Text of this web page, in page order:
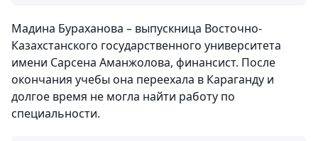
Мадина Бураханова – выпускница Восточно-
Казахстанского государственного университета
имени Сарсена Аманжолова, финансист. После
окончания учебы она переехала в Караганду и
долгое время не могла найти работу по
специальности.